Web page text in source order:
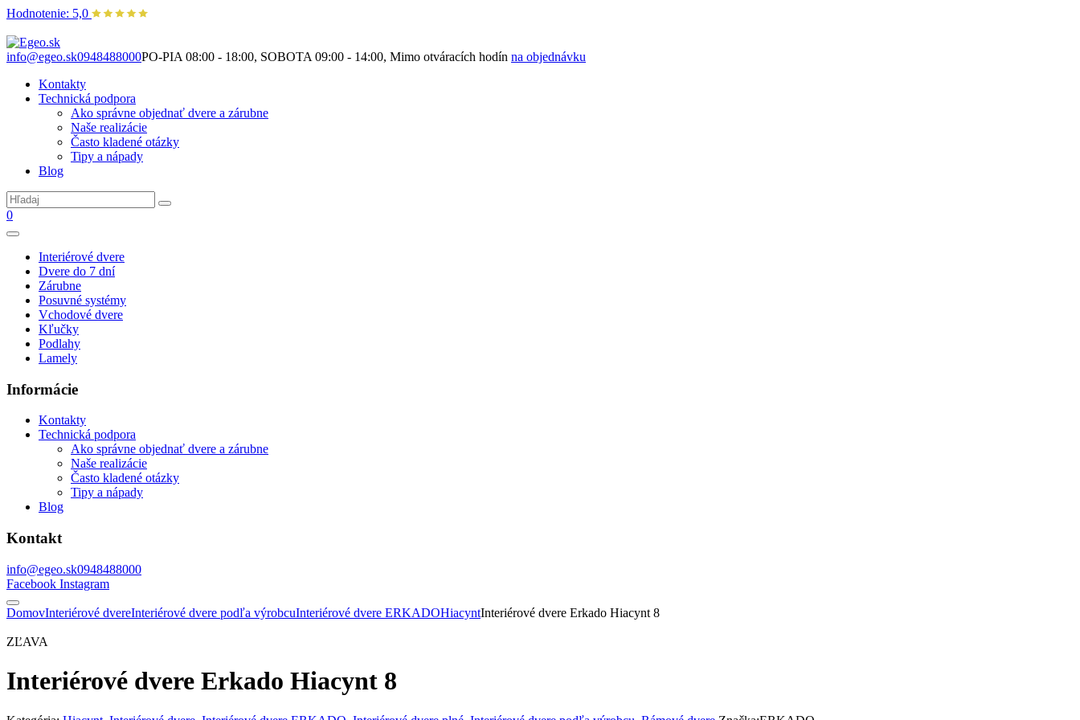
Hodnotenie: 5,0
info@egeo.sk0948488000PO-PIA 08:00 - 18:00, SOBOTA 09:00 - 14:00, Mimo otváracích hodín na objednávku
Kontakty
Technická podpora
Ako správne objednať dvere a zárubne
Naše realizácie
Často kladené otázky
Tipy a nápady
Blog
0
Interiérové dvere
Dvere do 7 dní
Zárubne
Posuvné systémy
Vchodové dvere
Kľučky
Podlahy
Lamely
Informácie
Kontakty
Technická podpora
Ako správne objednať dvere a zárubne
Naše realizácie
Často kladené otázky
Tipy a nápady
Blog
Kontakt
info@egeo.sk0948488000
Facebook Instagram
DomovInteriérové dvereInteriérové dvere podľa výrobcuInteriérové dvere ERKADOHiacyntInteriérové dvere Erkado Hiacynt 8
ZĽAVA
Interiérové dvere Erkado Hiacynt 8